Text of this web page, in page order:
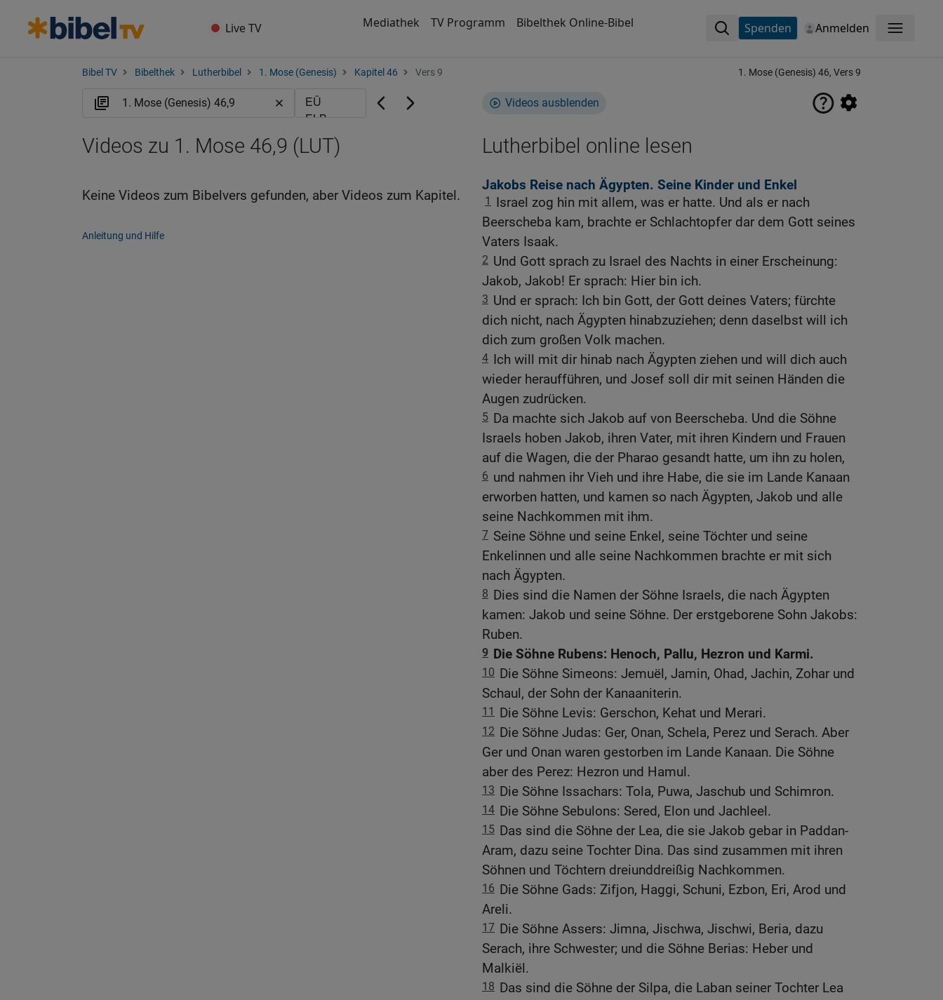
Live TV Mediathek TV Programm Bibelthek Online-Bibel Spenden Anmelden Menü
Bibel TV Bibelthek Lutherbibel 1. Mose (Genesis) Kapitel 46 Vers 9 1. Mose (Genesis) 46, Vers 9
Videos ausblenden
Lutherbibel online lesen
Jakobs Reise nach Ägypten. Seine Kinder und Enkel
1
Israel zog hin mit allem, was er hatte. Und als er nach
Beerscheba kam, brachte er Schlachtopfer dar dem Gott seines
Vaters Isaak.
2 Und Gott sprach zu Israel des Nachts in einer Erscheinung:
Jakob, Jakob! Er sprach: Hier bin ich.
3 Und er sprach: Ich bin Gott, der Gott deines Vaters; fürchte
dich nicht, nach Ägypten hinabzuziehen; denn daselbst will ich
dich zum großen Volk machen.
4 Ich will mit dir hinab nach Ägypten ziehen und will dich auch
wieder heraufführen, und Josef soll dir mit seinen Händen die
Augen zudrücken.
5 Da machte sich Jakob auf von Beerscheba. Und die Söhne
Israels hoben Jakob, ihren Vater, mit ihren Kindern und Frauen
auf die Wagen, die der Pharao gesandt hatte, um ihn zu holen,
6 und nahmen ihr Vieh und ihre Habe, die sie im Lande Kanaan
erworben hatten, und kamen so nach Ägypten, Jakob und alle
seine Nachkommen mit ihm.
7 Seine Söhne und seine Enkel, seine Töchter und seine
Enkelinnen und alle seine Nachkommen brachte er mit sich
nach Ägypten.
8 Dies sind die Namen der Söhne Israels, die nach Ägypten
kamen: Jakob und seine Söhne. Der erstgeborene Sohn Jakobs:
Ruben.
9 Die Söhne Rubens: Henoch, Pallu, Hezron und Karmi.
10 Die Söhne Simeons: Jemuël, Jamin, Ohad, Jachin, Zohar und
Schaul, der Sohn der Kanaaniterin.
11 Die Söhne Levis: Gerschon, Kehat und Merari.
12 Die Söhne Judas: Ger, Onan, Schela, Perez und Serach. Aber
Ger und Onan waren gestorben im Lande Kanaan. Die Söhne
aber des Perez: Hezron und Hamul.
13 Die Söhne Issachars: Tola, Puwa, Jaschub und Schimron.
14 Die Söhne Sebulons: Sered, Elon und Jachleel.
15 Das sind die Söhne der Lea, die sie Jakob gebar in Paddan-
Aram, dazu seine Tochter Dina. Das sind zusammen mit ihren
Söhnen und Töchtern dreiunddreißig Nachkommen.
16 Die Söhne Gads: Zifjon, Haggi, Schuni, Ezbon, Eri, Arod und
Areli.
17 Die Söhne Assers: Jimna, Jischwa, Jischwi, Beria, dazu
Serach, ihre Schwester; und die Söhne Berias: Heber und
Malkiël.
18 Das sind die Söhne der Silpa, die Laban seiner Tochter Lea
Videos zu 1. Mose 46,9 (LUT)
Keine Videos zum Bibelvers gefunden, aber Videos zum Kapitel.
Anleitung und Hilfe